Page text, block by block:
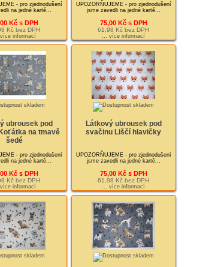
- pro zjednodušení
na jedné kartě...
Kč s DPH
Kč bez DPH
více informací
UPOZORŇUJEME - pro zjednodušení
jsme zavedli na jedné kartě...
75,00 Kč s DPH
61,98 Kč bez DPH
... více informací
ubrousek pod
na tmavě
šedé
- pro zjednodušení
na jedné kartě...
Kč s DPH
Kč bez DPH
více informací
Látkový ubrousek pod
svačinu Liščí hlavičky
UPOZORŇUJEME - pro zjednodušení
jsme zavedli na jedné kartě...
75,00 Kč s DPH
61,98 Kč bez DPH
... více informací